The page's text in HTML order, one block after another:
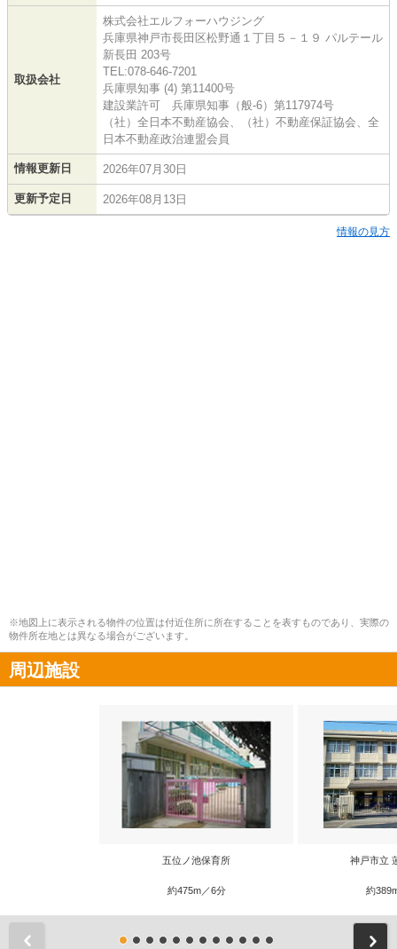
取扱会社
株式会社エルフォーハウジング
兵庫県神戸市長田区松野通１丁目５－１９ パルテール
新長田 203号
TEL:078-646-7201
兵庫県知事 (4) 第11400号
建設業許可 兵庫県知事（般-6）第117974号
（社）全日本不動産協会、（社）不動産保証協会、全
日本不動産政治連盟会員
情報更新日 2026年07月30日
更新予定日 2026年08月13日
情報の見方
※地図上に表示される物件の位置は付近住所に所在することを表すものであり、実際の
物件所在地とは異なる場合がございます。
周辺施設
五位ノ池保育所
約475m／6分
神戸市立
約